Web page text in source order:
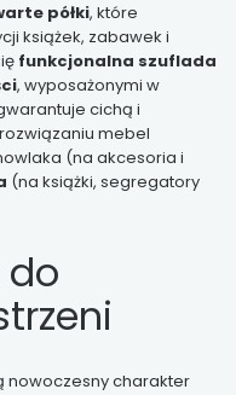
półki, które
książek, zabawek i
funkcjonalna szuflada
, wyposażonymi w
cichą i
mebel
(na akcesoria i
(na książki, segregatory
nowoczesny charakter